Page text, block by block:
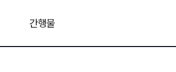
간행물